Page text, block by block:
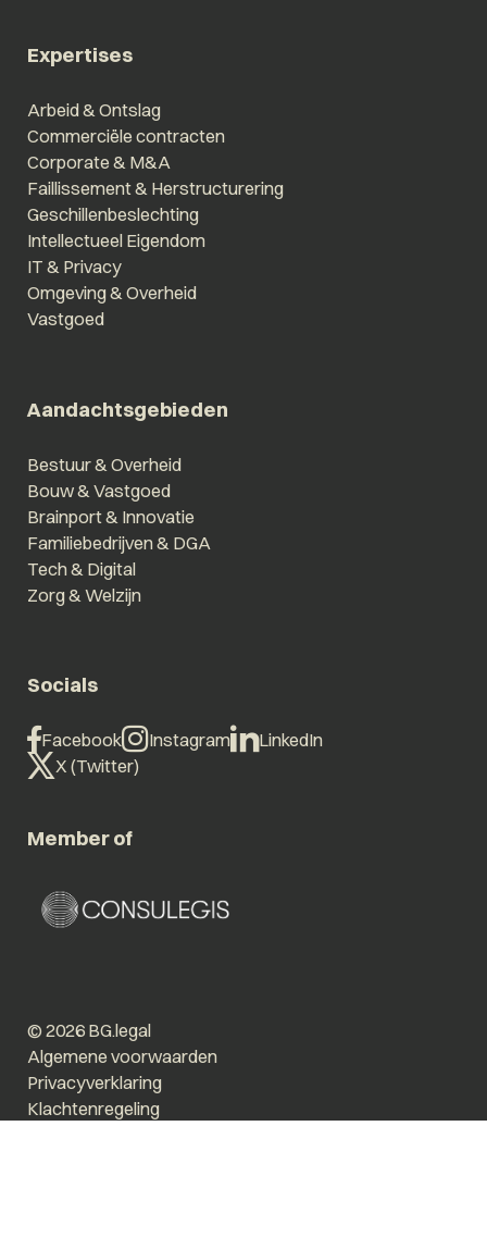
Expertises
Arbeid & Ontslag
Commerciële contracten
Corporate & M&A
Faillissement & Herstructurering
Geschillenbeslechting
Intellectueel Eigendom
IT & Privacy
Omgeving & Overheid
Vastgoed
Aandachtsgebieden
Bestuur & Overheid
Bouw & Vastgoed
Brainport & Innovatie
Familiebedrijven & DGA
Tech & Digital
Zorg & Welzijn
Socials
Facebook Instagram
LinkedIn
X (Twitter)
Member of
© 2026 BG.legal
Algemene voorwaarden
Privacyverklaring
Klachtenregeling